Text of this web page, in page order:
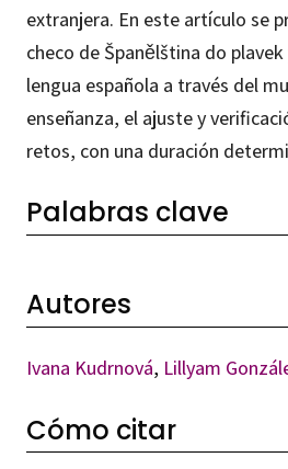
extranjera. En este artículo se
checo de Španělština do
lengua española a través del
enseñanza, el ajuste y
retos, con una duración
Palabras clave
Autores
Ivana Kudrnová, Lillyam
Cómo citar